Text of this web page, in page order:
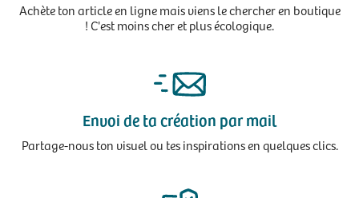
Achète ton article en ligne mais viens le chercher en boutique
! C'est moins cher et plus écologique.
Envoi de ta création par mail
Partage-nous ton visuel ou tes inspirations en quelques clics.